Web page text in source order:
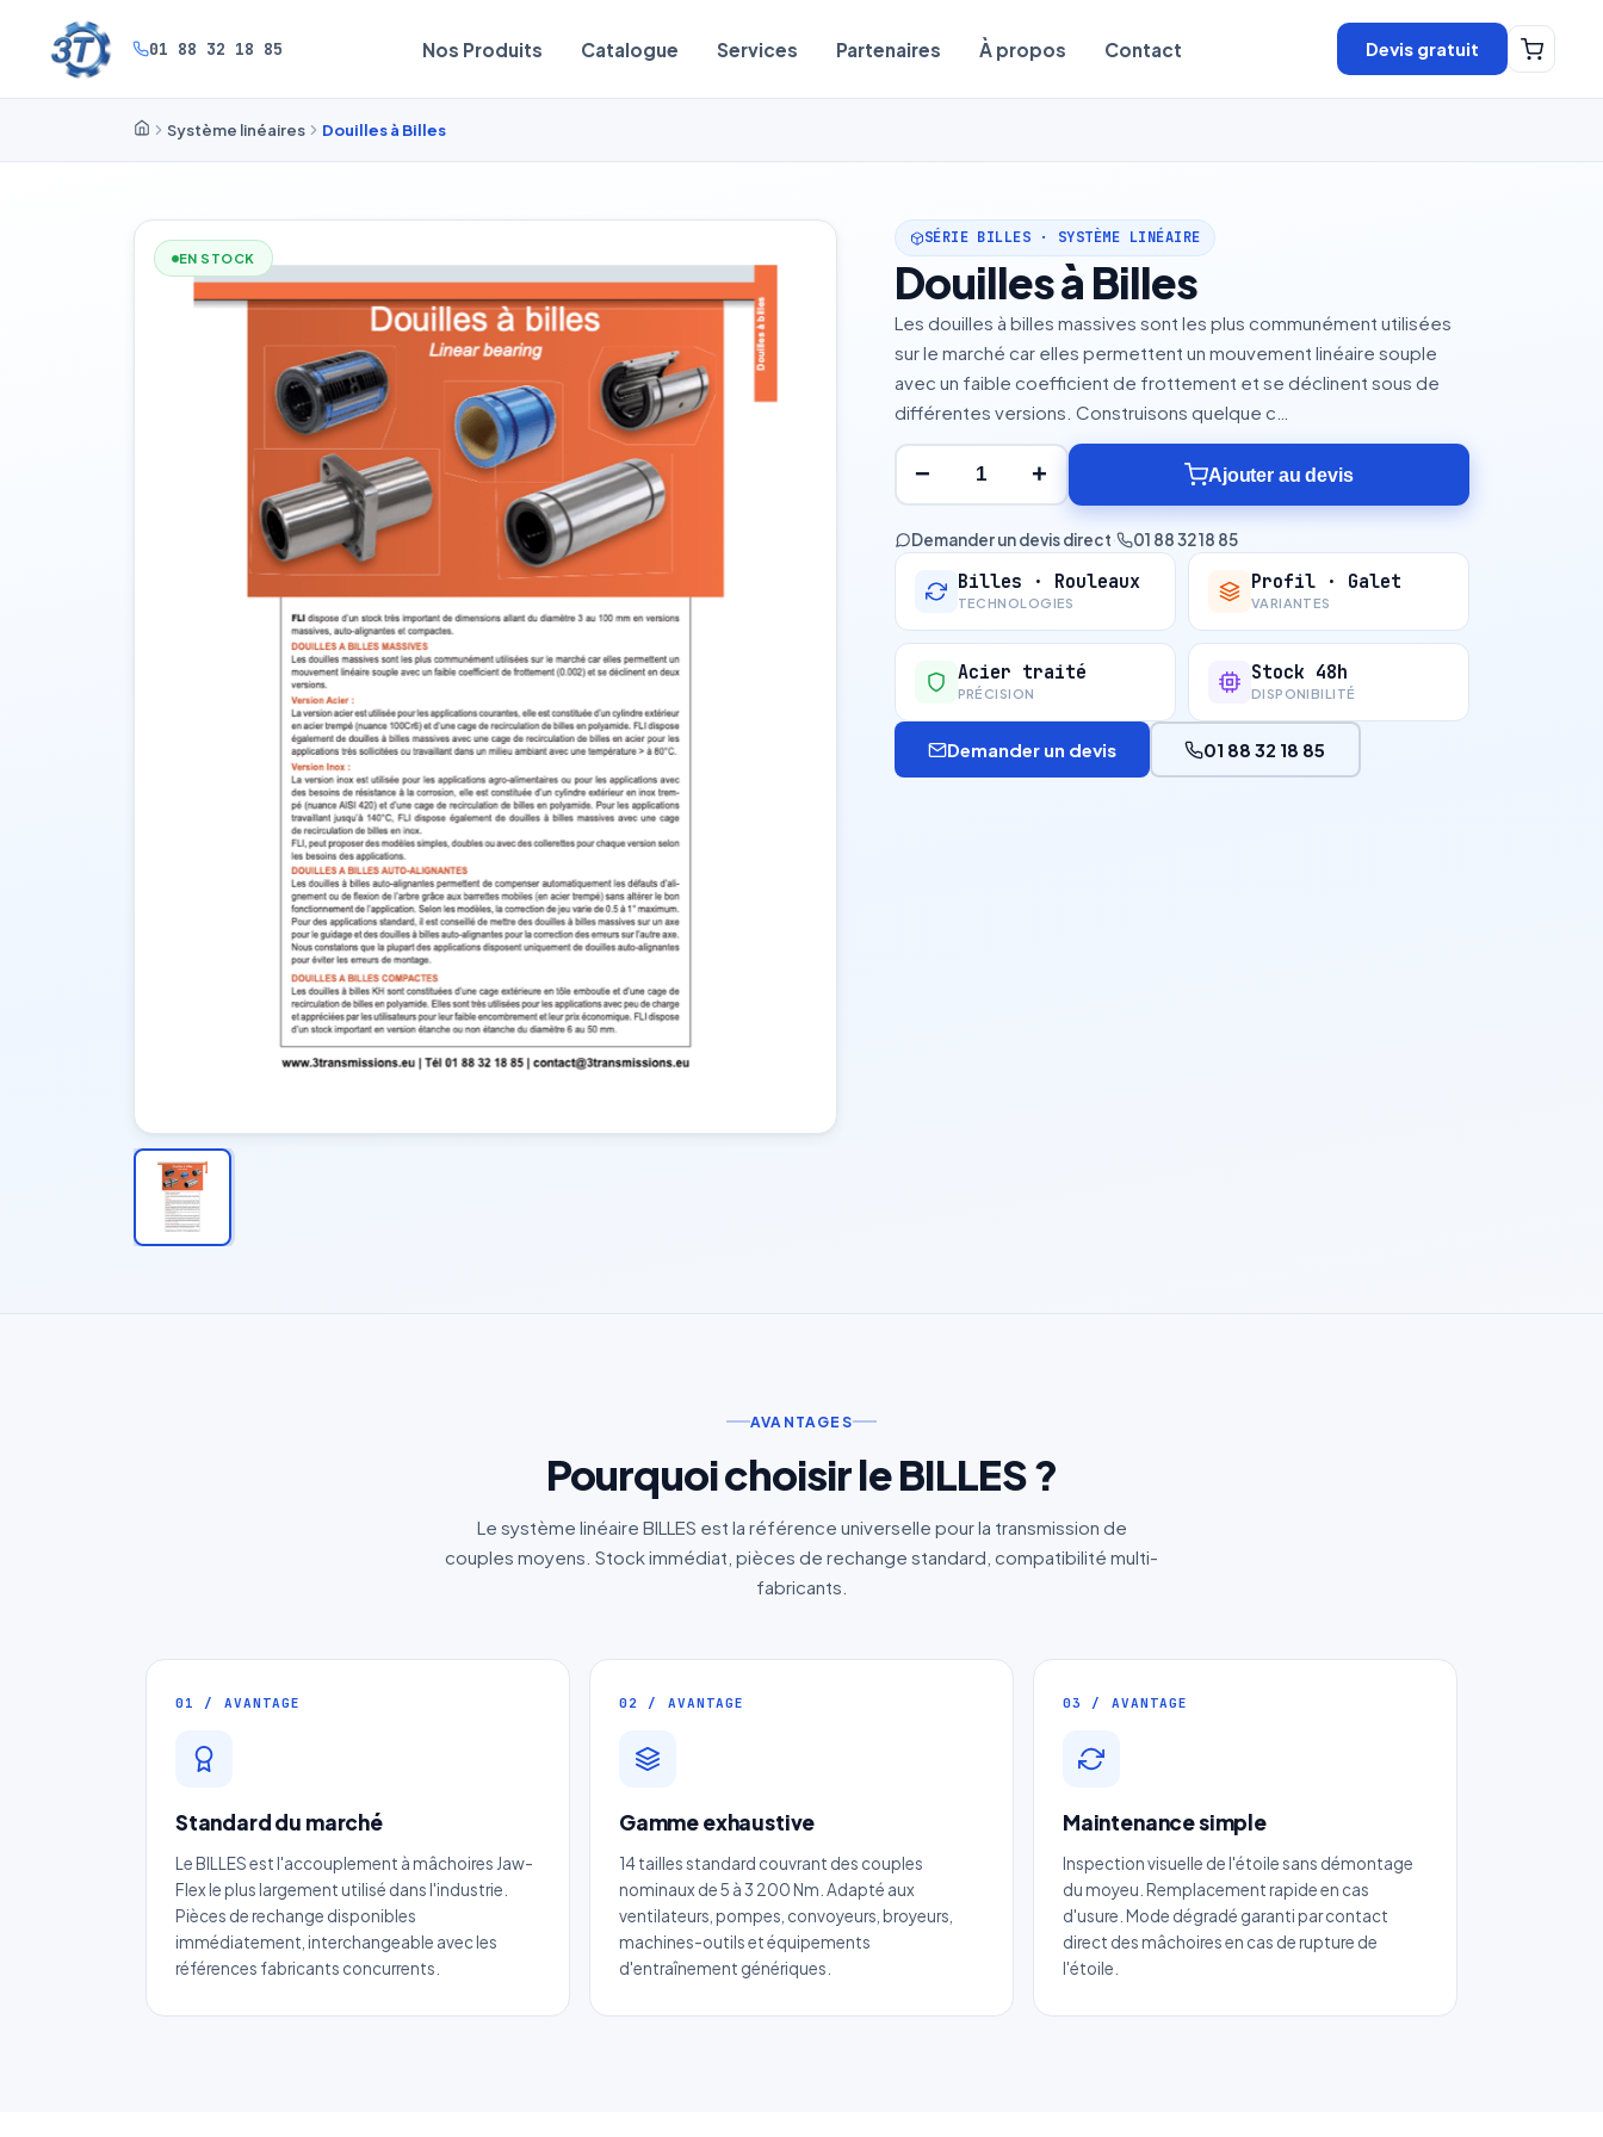
01 88 32 18 85 Nos Produits Catalogue Services Partenaires À propos Contact Devis gratuit
Système linéaires Douilles à Billes
EN STOCK
SÉRIE BILLES · SYSTÈME LINÉAIRE
Douilles à Billes
Les douilles à billes massives sont les plus communément utilisées
sur le marché car elles permettent un mouvement linéaire souple
avec un faible coefficient de frottement et se déclinent sous de
différentes versions. Construisons quelque c…
− + Ajouter au devis
Demander un devis direct· 01 88 32 18 85
Billes · Rouleaux
TECHNOLOGIES
Profil · Galet
VARIANTES
Acier traité
PRÉCISION
Stock 48h
DISPONIBILITÉ
Demander un devis 01 88 32 18 85
AVANTAGES
Pourquoi choisir le BILLES ?
Le système linéaire BILLES est la référence universelle pour la transmission de
couples moyens. Stock immédiat, pièces de rechange standard, compatibilité multi-
fabricants.
01 / AVANTAGE
Standard du marché
Le BILLES est l'accouplement à mâchoires Jaw-
Flex le plus largement utilisé dans l'industrie.
Pièces de rechange disponibles
immédiatement, interchangeable avec les
références fabricants concurrents.
02 / AVANTAGE
Gamme exhaustive
14 tailles standard couvrant des couples
nominaux de 5 à 3 200 Nm. Adapté aux
ventilateurs, pompes, convoyeurs, broyeurs,
machines-outils et équipements
d'entraînement génériques.
03 / AVANTAGE
Maintenance simple
Inspection visuelle de l'étoile sans démontage
du moyeu. Remplacement rapide en cas
d'usure. Mode dégradé garanti par contact
direct des mâchoires en cas de rupture de
l'étoile.
Devis Douilles à Billes
Réponse sous 24h — Sans engagement
Entreprise